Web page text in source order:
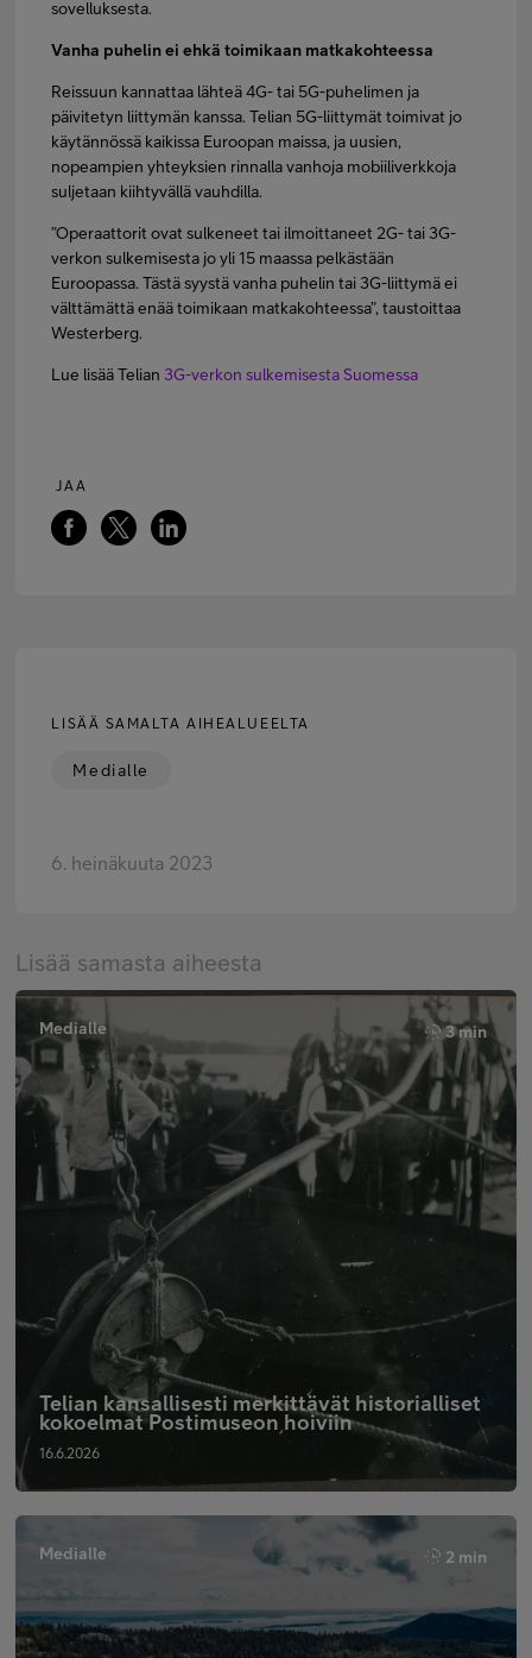
sovelluksesta.
Vanha puhelin ei ehkä toimikaan matkakohteessa
Reissuun kannattaa lähteä 4G- tai 5G-puhelimen ja
päivitetyn liittymän kanssa. Telian 5G-liittymät toimivat jo
käytännössä kaikissa Euroopan maissa, ja uusien,
nopeampien yhteyksien rinnalla vanhoja mobiiliverkkoja
suljetaan kiihtyvällä vauhdilla.
”Operaattorit ovat sulkeneet tai ilmoittaneet 2G- tai 3G-
verkon sulkemisesta jo yli 15 maassa pelkästään
Euroopassa. Tästä syystä vanha puhelin tai 3G-liittymä ei
välttämättä enää toimikaan matkakohteessa”, taustoittaa
Westerberg.
Lue lisää Telian 3G-verkon sulkemisesta Suomessa
JAA
Lisää samasta aiheesta
Medialle 3 min
Telian kansallisesti merkittävät historialliset
kokoelmat Postimuseon hoiviin
16.6.2026
Medialle 2 min
LISÄÄ SAMALTA AIHEALUEELTA
Medialle
6. heinäkuuta 2023